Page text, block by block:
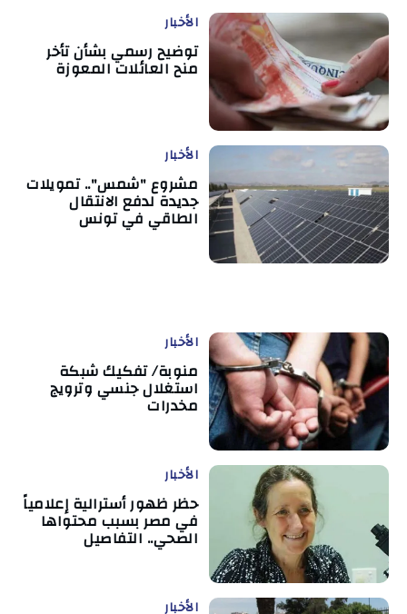
الأخبار
توضيح رسمي بشأن تأخر
منح العائلات المعوزة
الأخبار
مشروع "شمس".. تمويلات
جديدة لدفع الانتقال
الطاقي في تونس
الأخبار
منوبة/ تفكيك شبكة
استغلال جنسي وترويج
مخدرات
الأخبار
حظر ظهور أسترالية إعلامياً
في مصر بسبب محتواها
الصحي.. التفاصيل
الأخبار